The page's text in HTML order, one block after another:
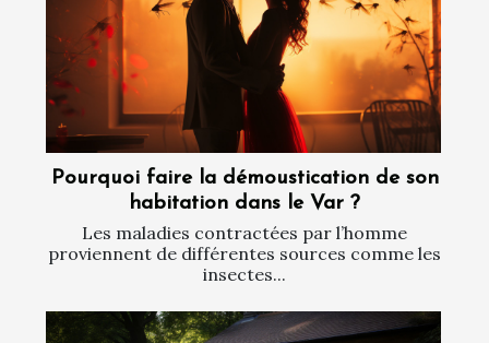
Pourquoi faire la démoustication de son
habitation dans le Var ?
Les maladies contractées par l’homme
proviennent de différentes sources comme les
insectes...